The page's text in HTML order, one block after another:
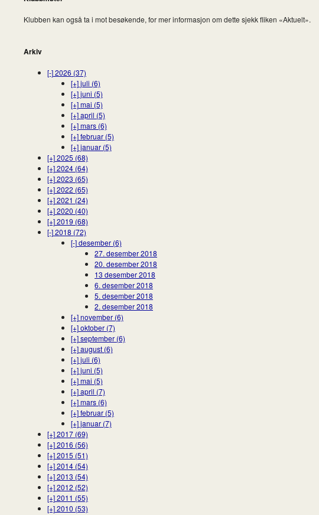
Klubben kan også ta i mot besøkende, for mer informasjon om dette sjekk fliken «Aktuelt».
Arkiv
[-]2026 (37)
[+]juli (6)
[+]juni (5)
[+]mai (5)
[+]april (5)
[+]mars (6)
[+]februar (5)
[+]januar (5)
[+]2025 (68)
[+]2024 (64)
[+]2023 (65)
[+]2022 (65)
[+]2021 (24)
[+]2020 (40)
[+]2019 (68)
[-]2018 (72)
[-]desember (6)
27. desember 2018
20. desember 2018
13 desember 2018
6. desember 2018
5. desember 2018
2. desember 2018
[+]november (6)
[+]oktober (7)
[+]september (6)
[+]august (6)
[+]juli (6)
[+]juni (5)
[+]mai (5)
[+]april (7)
[+]mars (6)
[+]februar (5)
[+]januar (7)
[+]2017 (69)
[+]2016 (56)
[+]2015 (51)
[+]2014 (54)
[+]2013 (54)
[+]2012 (52)
[+]2011 (55)
[+]2010 (53)